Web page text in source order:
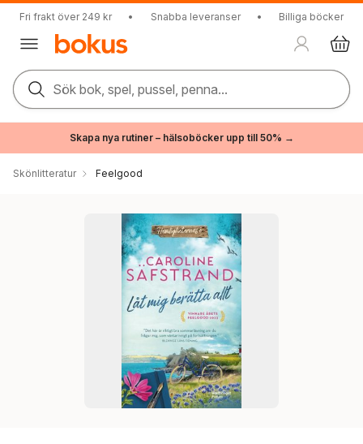
Fri frakt över 249 kr • Snabba leveranser • Billiga böcker
Sök bok, spel, pussel, penna...
Skapa nya rutiner – hälsoböcker upp till 50% →
Skönlitteratur Feelgood